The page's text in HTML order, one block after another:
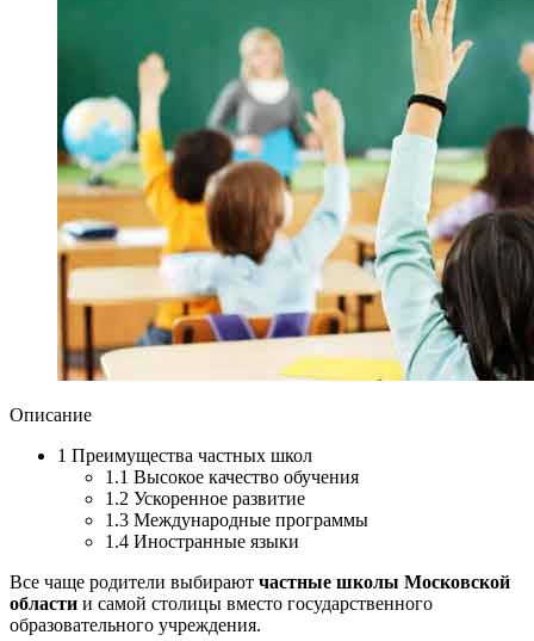
Описание
1 Преимущества частных школ
1.1 Высокое качество обучения
1.2 Ускоренное развитие
1.3 Международные программы
1.4 Иностранные языки
Все чаще родители выбирают частные школы Московской
области и самой столицы вместо государственного
образовательного учреждения.